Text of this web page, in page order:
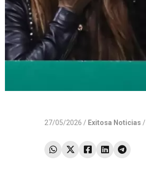
27/05/2026 / Exitosa Noticias /